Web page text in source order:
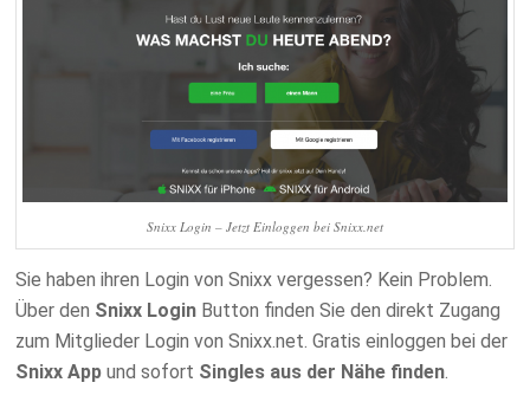
Snixx Login – Jetzt Einloggen bei Snixx.net
Sie haben ihren Login von Snixx vergessen? Kein Problem.
Über den Snixx Login Button finden Sie den direkt Zugang
zum Mitglieder Login von Snixx.net. Gratis einloggen bei der
Snixx App und sofort Singles aus der Nähe finden.